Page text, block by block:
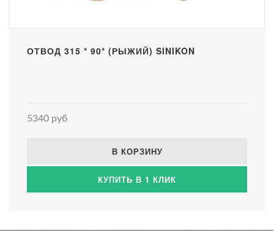
ОТВОД 315 * 90* (РЫЖИЙ) SINIKON
5340 руб
В КОРЗИНУ
КУПИТЬ В 1 КЛИК